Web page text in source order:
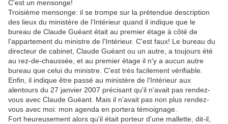
C'est un mensonge!
Troisième mensonge: il se trompe sur la prétendue description
des lieux du ministère de l'Intérieur quand il indique que le
bureau de Claude Guéant était au premier étage à côté de
l'appartement du ministre de l'Intérieur. C'est faux! Le bureau du
directeur de cabinet, Claude Guéant ou un autre, a toujours été
au rez-de-chaussée, et au premier étage il n'y a aucun autre
bureau que celui du ministre. C'est très facilement vérifiable.
Enfin, il indique être passé au ministère de l'Intérieur aux
alentours du 27 janvier 2007 précisant qu'il n'avait pas rendez-
vous avec Claude Guéant. Mais il n'avait pas non plus rendez-
vous avec moi: mon agenda en portera témoignage.
Fort heureusement alors qu'il était porteur d'une mallette, dit-il,